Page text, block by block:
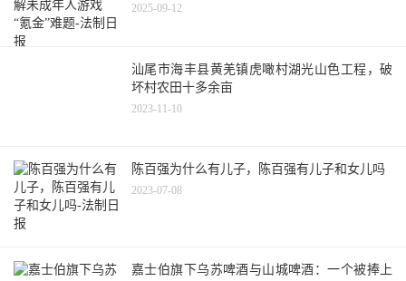
2025-09-12
汕尾市海丰县黄羌镇虎噉村湖光山色工程，破
坏村农田十多余亩
2023-11-10
陈百强为什么有儿子，陈百强有儿子和女儿吗
2023-07-08
嘉士伯旗下乌苏啤酒与山城啤酒：一个被捧上